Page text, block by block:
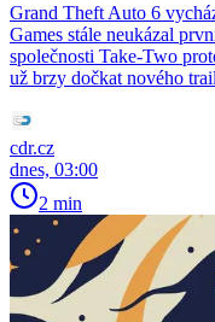
Grand Theft Auto 6
Games stále neukázal
společnosti Take-Two
už brzy dočkat nového
cdr.cz
dnes, 03:00
2 min